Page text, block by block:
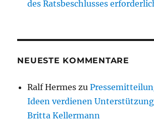
des Ratsbeschlusses
NEUESTE KOMMENTARE
Ralf Hermes zu
Ideen verdienen
Britta Kellermann